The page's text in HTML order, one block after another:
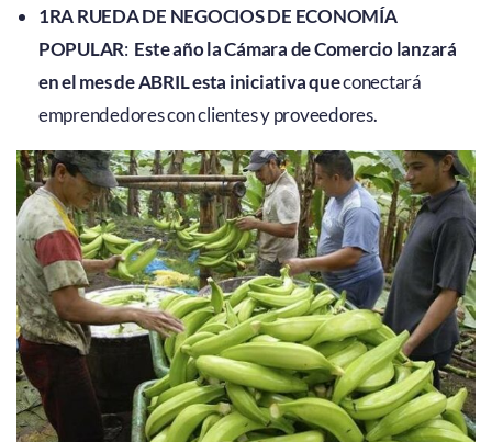
1RA RUEDA DE NEGOCIOS DE ECONOMÍA
POPULAR: Este año la Cámara de Comercio lanzará
en el mes de ABRIL esta iniciativa queconectará
emprendedores con clientes y proveedores.